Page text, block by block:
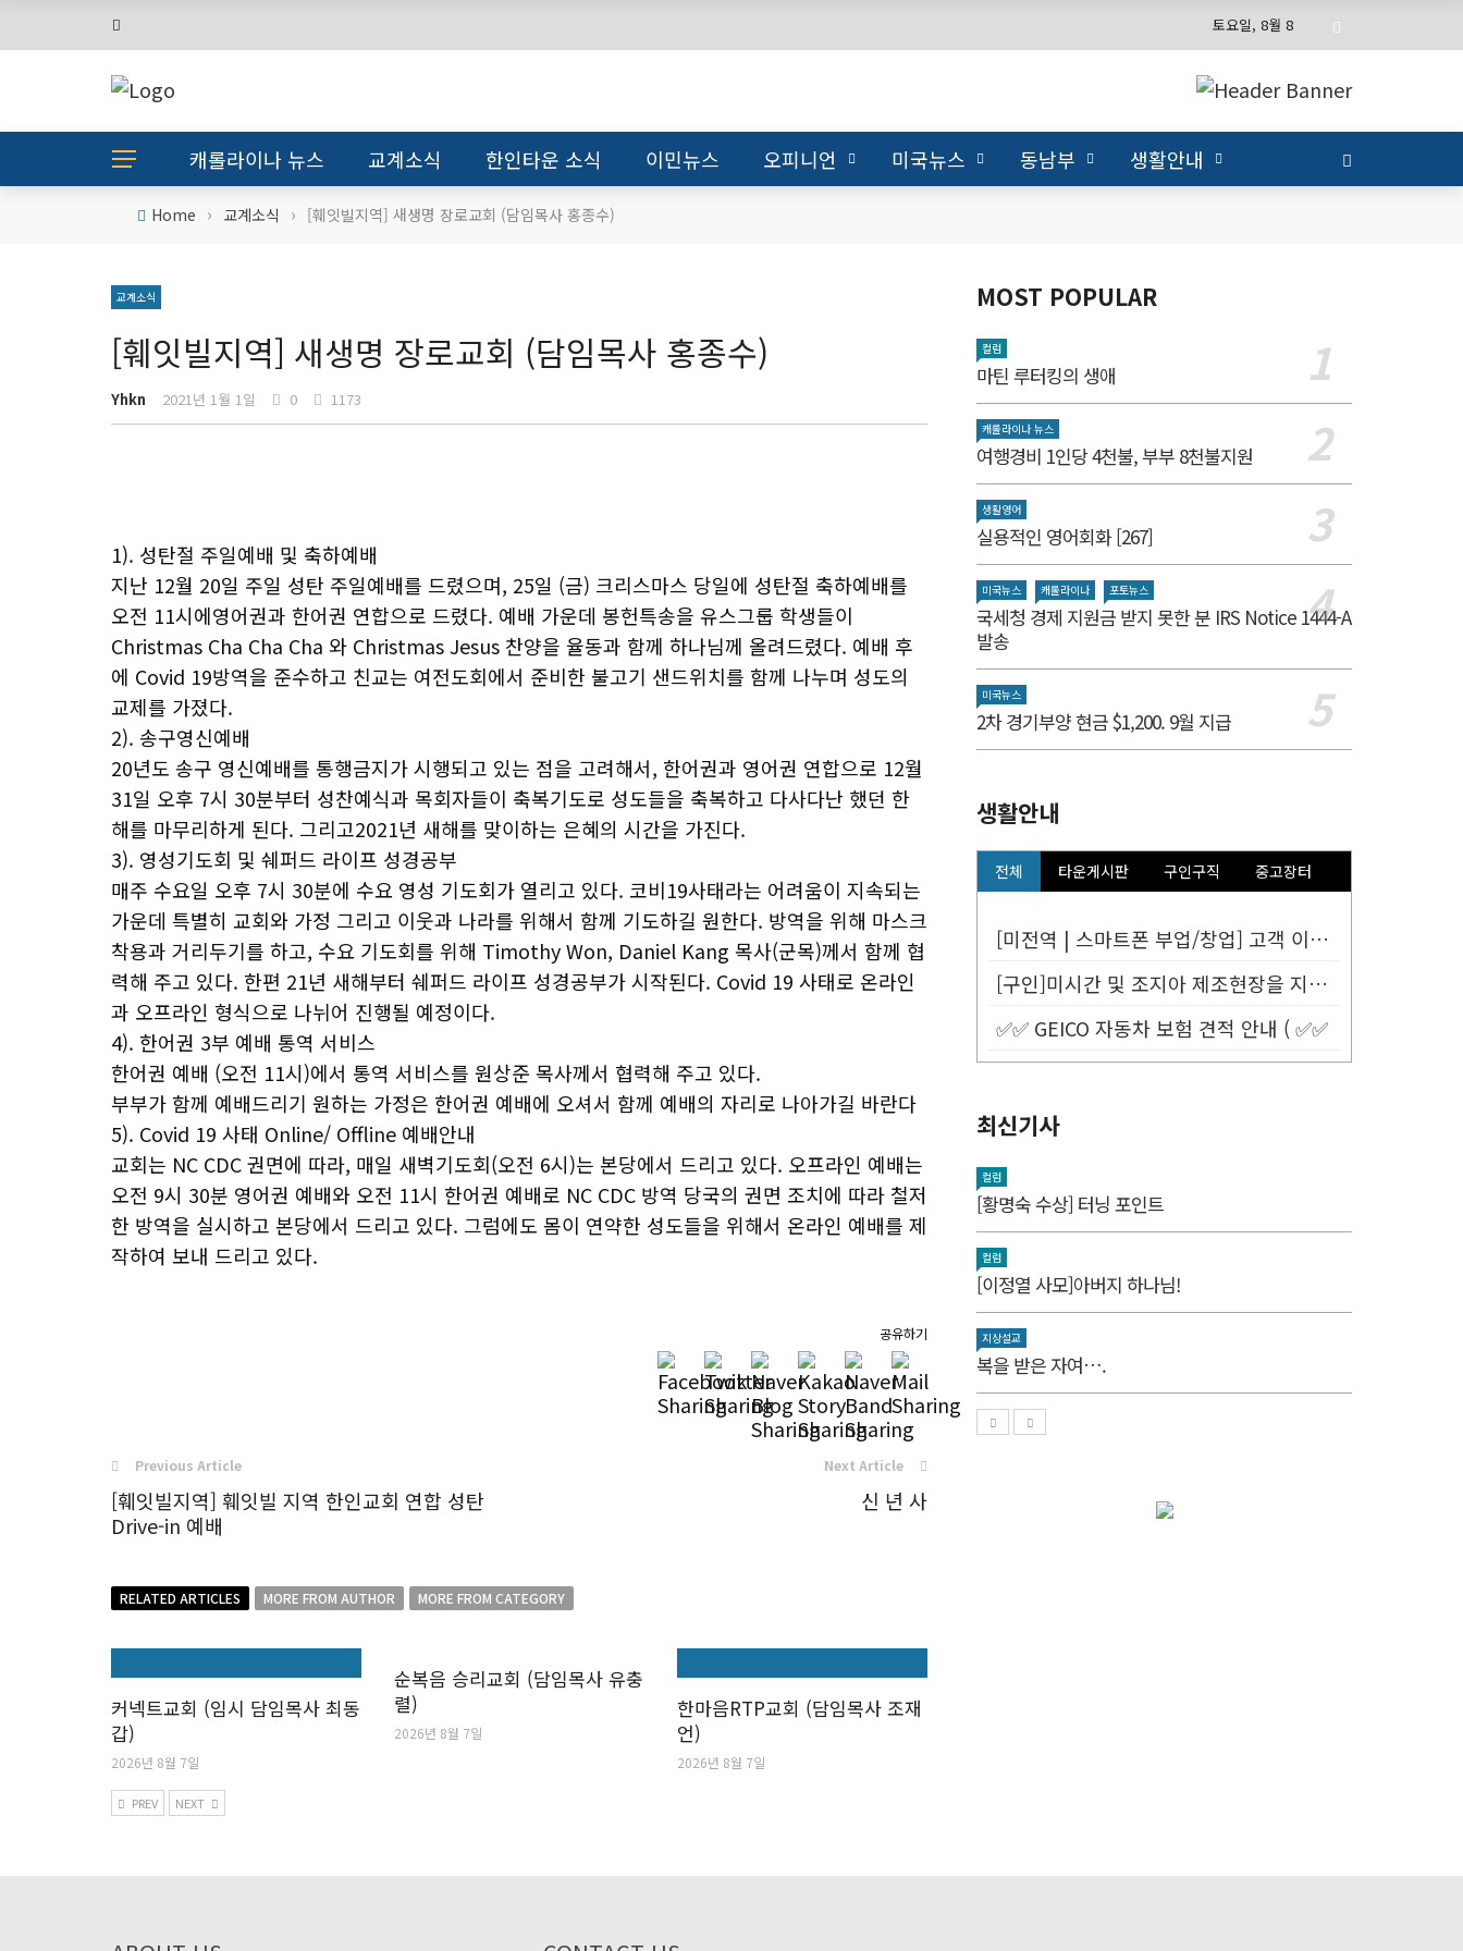
토요일, 8월 8
캐롤라이나 뉴스 교계소식 한인타운 소식 이민뉴스 오피니언 미국뉴스 동남부 생활안내
Home › 교계소식 › [훼잇빌지역] 새생명 장로교회 (담임목사 홍종수)
교계소식
[훼잇빌지역] 새생명 장로교회 (담임목사 홍종수)
Yhkn 2021년 1월 1일 0 1173
1). 성탄절 주일예배 및 축하예배
지난 12월 20일 주일 성탄 주일예배를 드렸으며, 25일 (금) 크리스마스 당일에 성탄절 축하예배를
오전 11시에영어권과 한어권 연합으로 드렸다. 예배 가운데 봉헌특송을 유스그룹 학생들이
Christmas Cha Cha Cha 와 Christmas Jesus 찬양을 율동과 함께 하나님께 올려드렸다. 예배 후
에 Covid 19방역을 준수하고 친교는 여전도회에서 준비한 불고기 샌드위치를 함께 나누며 성도의
교제를 가졌다.
2). 송구영신예배
20년도 송구 영신예배를 통행금지가 시행되고 있는 점을 고려해서, 한어권과 영어권 연합으로 12월
31일 오후 7시 30분부터 성찬예식과 목회자들이 축복기도로 성도들을 축복하고 다사다난 했던 한
해를 마무리하게 된다. 그리고2021년 새해를 맞이하는 은혜의 시간을 가진다.
3). 영성기도회 및 쉐퍼드 라이프 성경공부
매주 수요일 오후 7시 30분에 수요 영성 기도회가 열리고 있다. 코비19사태라는 어려움이 지속되는
가운데 특별히 교회와 가정 그리고 이웃과 나라를 위해서 함께 기도하길 원한다. 방역을 위해 마스크
착용과 거리두기를 하고, 수요 기도회를 위해 Timothy Won, Daniel Kang 목사(군목)께서 함께 협
력해 주고 있다. 한편 21년 새해부터 쉐퍼드 라이프 성경공부가 시작된다. Covid 19 사태로 온라인
과 오프라인 형식으로 나뉘어 진행될 예정이다.
4). 한어권 3부 예배 통역 서비스
한어권 예배 (오전 11시)에서 통역 서비스를 원상준 목사께서 협력해 주고 있다.
부부가 함께 예배드리기 원하는 가정은 한어권 예배에 오셔서 함께 예배의 자리로 나아가길 바란다
5). Covid 19 사태 Online/ Offline 예배안내
교회는 NC CDC 권면에 따라, 매일 새벽기도회(오전 6시)는 본당에서 드리고 있다. 오프라인 예배는
오전 9시 30분 영어권 예배와 오전 11시 한어권 예배로 NC CDC 방역 당국의 권면 조치에 따라 철저
한 방역을 실시하고 본당에서 드리고 있다. 그럼에도 몸이 연약한 성도들을 위해서 온라인 예배를 제
작하여 보내 드리고 있다.
공유하기
Previous Article
[훼잇빌지역] 훼잇빌 지역 한인교회 연합 성탄
Drive-in 예배
Next Article
신 년 사
RELATED ARTICLES MORE FROM AUTHOR MORE FROM CATEGORY
커넥트교회 (임시 담임목사 최동
갑)
2026년 8월 7일
순복음 승리교회 (담임목사 유충
렬)
2026년 8월 7일
한마음RTP교회 (담임목사 조재
언)
2026년 8월 7일
PREV NEXT
MOST POPULAR
컬럼
마틴 루터킹의 생애
캐롤라이나 뉴스
여행경비 1인당 4천불, 부부 8천불지원
생활영어
실용적인 영어회화 [267]
미국뉴스 캐롤라이나 포토뉴스
국세청 경제 지원금 받지 못한 분 IRS Notice 1444-A
발송
미국뉴스
2차 경기부양 현금 $1,200. 9월 지급
생활안내
전체 타운게시판 구인구직 중고장터
[미전역 | 스마트폰 부업/창업] 고객 이름만 넣으면 평생 연금 20% ...
[구인]미시간 및 조지아 제조현장을 지원할 Customer Service...
✅✅ GEICO 자동차 보험 견적 안내 ( ✅✅
최신기사
컬럼
[황명숙 수상] 터닝 포인트
컬럼
[이정열 사모]아버지 하나님!
지상설교
복을 받은 자여….